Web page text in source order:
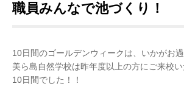
職員みんなで池づくり！
10日間のゴールデンウィークは、いかがお
美ら島自然学校は昨年度以上の方にご来校
10日間でした！！